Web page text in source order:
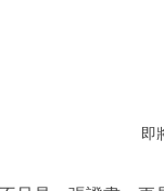
即